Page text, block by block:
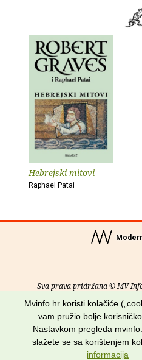
Hebrejski mitovi
Raphael Patai
Sva prava pridržana © MV
Uvjeti
Potraži
Mvinfo.hr koristi kolačiće
vam pružio bolje
Nastavkom pregleda
slažete se sa korištenjem
informacija